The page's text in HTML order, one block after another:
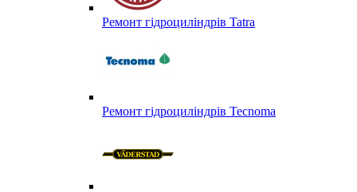
Ремонт гідроциліндрів Tatra
Ремонт гідроциліндрів Tecnoma